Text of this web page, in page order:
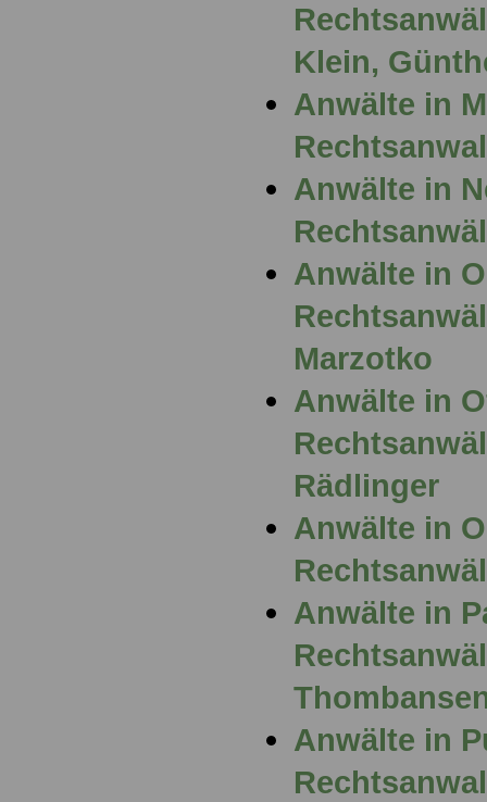
Klein,
Anwälte in
Anwälte in
Anwälte in
Marzotko
Anwälte in
Rädlinger
Anwälte in
Anwälte in
Anwälte in